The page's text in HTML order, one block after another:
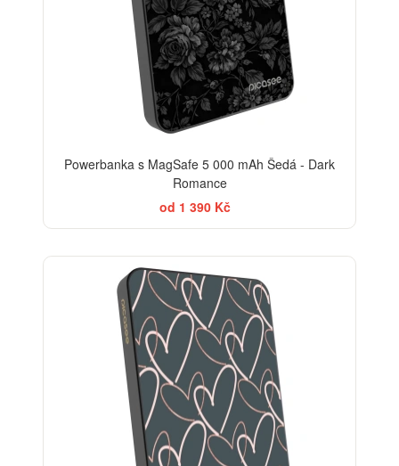
Powerbanka s MagSafe 5 000 mAh Šedá - Dark
Romance
od 1 390 Kč